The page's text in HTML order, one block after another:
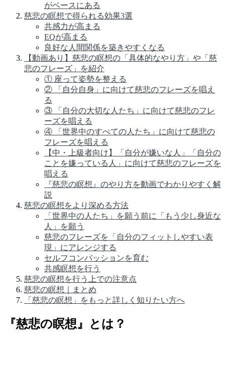
がベースにある
慈悲の瞑想で得られる効果3選
共感力が高まる
EQが高まる
良好な人間関係を築きやすくなる
【動画あり】慈悲の瞑想の「具体的なやり方」や「慈
悲のフレーズ」を紹介
① 座って姿勢を整える
② 「自分自身」に向けて慈悲のフレーズを唱え
る
③ 「自分の大切な人たち」に向けて慈悲のフレ
ーズを唱える
④ 「世界中のすべての人たち」に向けて慈悲の
フレーズを唱える
【中・上級者向け】「自分が嫌いな人」「自分の
ことを嫌っている人」に向けて慈悲のフレーズを
唱える
『慈悲の瞑想』のやり方を動画でわかりやすく解
説
慈悲の瞑想をより深める方法
「世界中の人たち」を願う前に「もう少し身近な
人」を願う
慈悲のフレーズを「自分のフィットしやすい表
現」にアレンジする
セルフコンパッションを育む
共感瞑想を行う
慈悲の瞑想を行う上での注意点
慈悲の瞑想｜まとめ
「慈悲の瞑想」をもっと詳しく知りたい方へ
『慈悲の瞑想』とは？